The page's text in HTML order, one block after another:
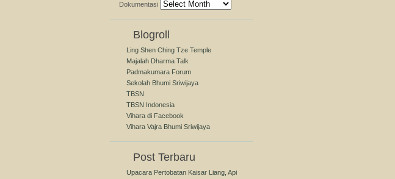
Dokumentasi
Blogroll
Ling Shen Ching Tze Temple
Majalah Dharma Talk
Padmakumara Forum
Sekolah Bhumi Sriwijaya
TBSN
TBSN Indonesia
Vihara di Facebook
Vihara Vajra Bhumi Sriwijaya
Post Terbaru
Upacara Pertobatan Kaisar Liang, Api